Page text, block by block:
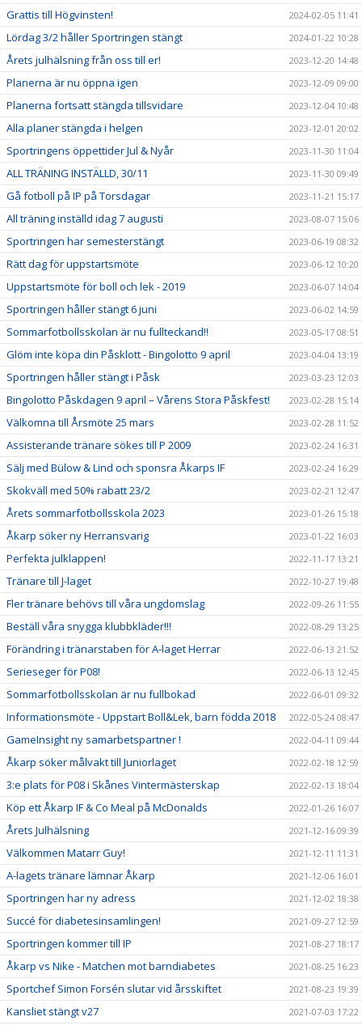
Grattis till Högvinsten! 2024-02-05 11:41
Lördag 3/2 håller Sportringen stängt 2024-01-22 10:28
Årets julhälsning från oss till er! 2023-12-20 14:48
Planerna är nu öppna igen 2023-12-09 09:00
Planerna fortsatt stängda tillsvidare 2023-12-04 10:48
Alla planer stängda i helgen 2023-12-01 20:02
Sportringens öppettider Jul & Nyår 2023-11-30 11:04
ALL TRÄNING INSTÄLLD, 30/11 2023-11-30 09:49
Gå fotboll på IP på Torsdagar 2023-11-21 15:17
All träning inställd idag 7 augusti 2023-08-07 15:06
Sportringen har semesterstängt 2023-06-19 08:32
Rätt dag för uppstartsmöte 2023-06-12 10:20
Uppstartsmöte för boll och lek - 2019 2023-06-07 14:04
Sportringen håller stängt 6 juni 2023-06-02 14:59
Sommarfotbollsskolan är nu fullteckand!! 2023-05-17 08:51
Glöm inte köpa din Påsklott - Bingolotto 9 april 2023-04-04 13:19
Sportringen håller stängt i Påsk 2023-03-23 12:03
Bingolotto Påskdagen 9 april – Vårens Stora Påskfest! 2023-02-28 15:14
Välkomna till Årsmöte 25 mars 2023-02-28 11:52
Assisterande tränare sökes till P 2009 2023-02-24 16:31
Sälj med Bülow & Lind och sponsra Åkarps IF 2023-02-24 16:29
Skokväll med 50% rabatt 23/2 2023-02-21 12:47
Årets sommarfotbollsskola 2023 2023-01-26 15:18
Åkarp söker ny Herransvarig 2023-01-22 16:03
Perfekta julklappen! 2022-11-17 13:21
Tränare till J-laget 2022-10-27 19:48
Fler tränare behövs till våra ungdomslag 2022-09-26 11:55
Beställ våra snygga klubbkläder!!! 2022-08-29 13:25
Förändring i tränarstaben för A-laget Herrar 2022-06-13 21:52
Serieseger för P08! 2022-06-13 12:45
Sommarfotbollsskolan är nu fullbokad 2022-06-01 09:32
Informationsmöte - Uppstart Boll&Lek, barn födda 2018 2022-05-24 08:47
GameInsight ny samarbetspartner ! 2022-04-11 09:44
Åkarp söker målvakt till Juniorlaget 2022-02-18 12:59
3:e plats för P08 i Skånes Vintermästerskap 2022-02-13 18:04
Köp ett Åkarp IF & Co Meal på McDonalds 2022-01-26 16:07
Årets Julhälsning 2021-12-16 09:39
Välkommen Matarr Guy! 2021-12-11 11:31
A-lagets tränare lämnar Åkarp 2021-12-06 16:01
Sportringen har ny adress 2021-12-02 18:38
Succé för diabetesinsamlingen! 2021-09-27 12:59
Sportringen kommer till IP 2021-08-27 18:17
Åkarp vs Nike - Matchen mot barndiabetes 2021-08-25 16:23
Sportchef Simon Forsén slutar vid årsskiftet 2021-08-23 19:39
Kansliet stängt v27 2021-07-03 17:22